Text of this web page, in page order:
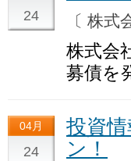
24 〔 株
株式会
募債を
04月
24
投資
ン！